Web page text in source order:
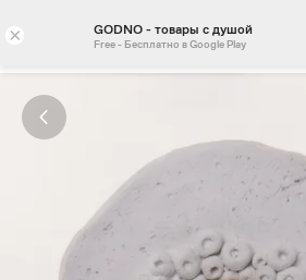
× GODNO - товары с душой
Free - Бесплатно в Google Play